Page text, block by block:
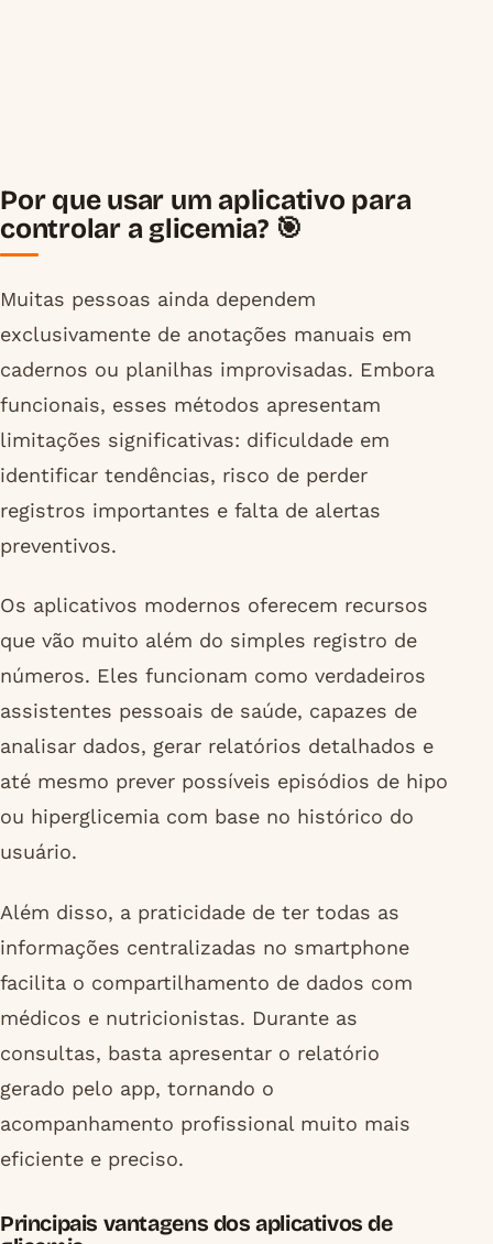
Por que usar um aplicativo para
controlar a glicemia? 🎯
Muitas pessoas ainda dependem
exclusivamente de anotações manuais em
cadernos ou planilhas improvisadas. Embora
funcionais, esses métodos apresentam
limitações significativas: dificuldade em
identificar tendências, risco de perder
registros importantes e falta de alertas
preventivos.
Os aplicativos modernos oferecem recursos
que vão muito além do simples registro de
números. Eles funcionam como verdadeiros
assistentes pessoais de saúde, capazes de
analisar dados, gerar relatórios detalhados e
até mesmo prever possíveis episódios de hipo
ou hiperglicemia com base no histórico do
usuário.
Além disso, a praticidade de ter todas as
informações centralizadas no smartphone
facilita o compartilhamento de dados com
médicos e nutricionistas. Durante as
consultas, basta apresentar o relatório
gerado pelo app, tornando o
acompanhamento profissional muito mais
eficiente e preciso.
Principais vantagens dos aplicativos de